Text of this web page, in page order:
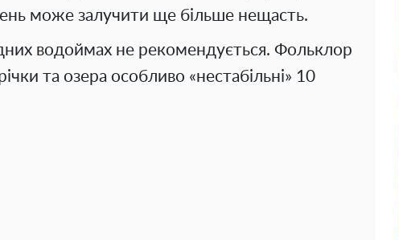
може залучити ще більше нещасть.
водоймах не рекомендується. Фольклор
та озера особливо «нестабільні» 10